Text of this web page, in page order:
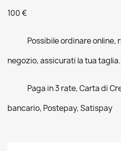
100 €
Possibile ordinare online,
negozio, assicurati la tua taglia.
Paga in 3 rate, Carta di
bancario, Postepay, Satispay